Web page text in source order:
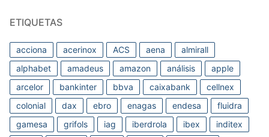
ETIQUETAS
acciona acerinox ACS aena
almirall
alphabet
amadeus amazon análisis
apple
arcelor
bankinter bbva caixabank
cellnex
colonial
dax ebro enagas endesa
fluidra
gamesa
grifols iag iberdrola ibex
inditex